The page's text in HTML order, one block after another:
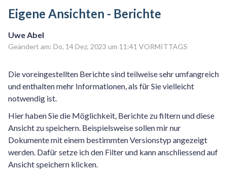
Eigene Ansichten - Berichte
Uwe Abel
Geändert am: Do, 14 Dez, 2023 um 11:41 VORMITTAGS
Die voreingestellten Berichte sind teilweise sehr umfangreich
und enthalten mehr Informationen, als für Sie vielleicht
notwendig ist.
Hier haben Sie die Möglichkeit, Berichte zu filtern und diese
Ansicht zu speichern. Beispielsweise sollen mir nur
Dokumente mit einem bestimmten Versionstyp angezeigt
werden. Dafür setze ich den Filter und kann anschliessend auf
Ansicht speichern klicken.